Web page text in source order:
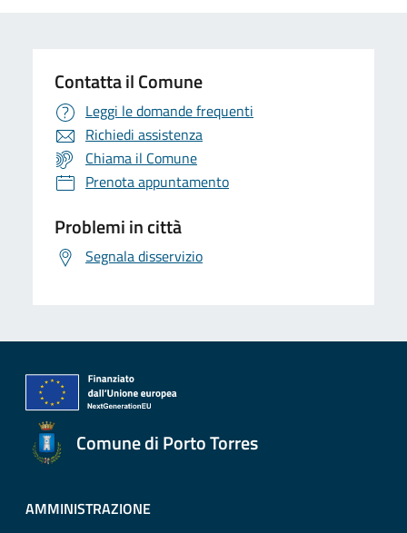
Contatta il Comune
Leggi le domande frequenti
Richiedi assistenza
Chiama il Comune
Prenota appuntamento
Problemi in città
Segnala disservizio
Comune di Porto Torres
AMMINISTRAZIONE